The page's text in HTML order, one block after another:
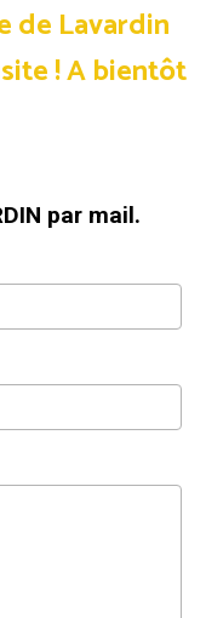
de Lavardin
!A bientôt
par mail.